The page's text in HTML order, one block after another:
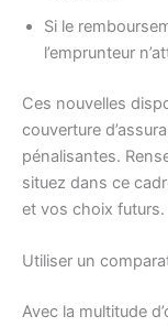
Si le
l’emprunteur
Ces nouvelles
couverture
pénalisantes.
situez dans ce
et vos choix futurs.
Utiliser un
Avec la multitude